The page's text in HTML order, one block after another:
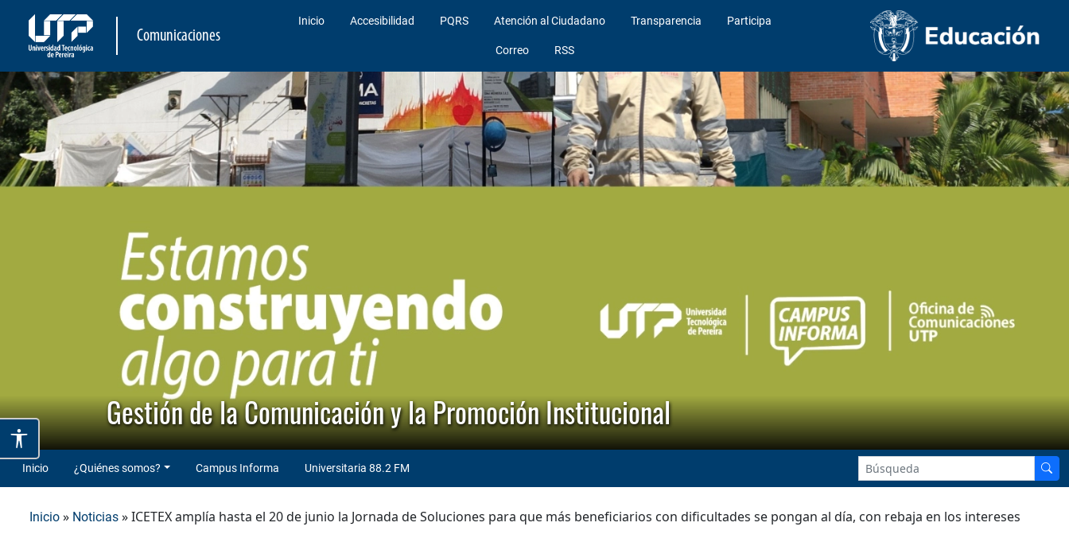
Comunicaciones
Inicio Accesibilidad PQRS Atención al Ciudadano Transparencia Participa
Correo RSS
Gestión de la Comunicación y la Promoción Institucional
Inicio ¿Quiénes somos? Campus Informa Universitaria 88.2 FM
Inicio » Noticias » ICETEX amplía hasta el 20 de junio la Jornada de Soluciones para que más beneficiarios con dificultades se pongan al día, con rebaja en los intereses